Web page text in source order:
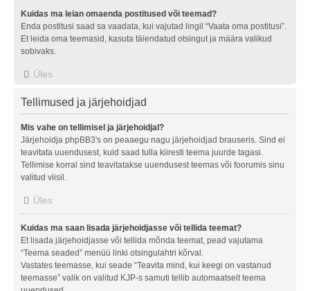
Kuidas ma leian omaenda postitused või teemad?
Enda postitusi saad sa vaadata, kui vajutad lingil “Vaata oma postitusi”.
Et leida oma teemasid, kasuta täiendatud otsingut ja määra valikud
sobivaks.
Üles
Tellimused ja järjehoidjad
Mis vahe on tellimisel ja järjehoidjal?
Järjehoidja phpBB3's on peaaegu nagu järjehoidjad brauseris. Sind ei
teavitata uuendusest, kuid saad tulla kiiresti teema juurde tagasi.
Tellimise korral sind teavitatakse uuendusest teemas või foorumis sinu
valitud viisil.
Üles
Kuidas ma saan lisada järjehoidjasse või tellida teemat?
Et lisada järjehoidjasse või tellida mõnda teemat, pead vajutama
“Teema seaded” menüü linki otsingulahtri kõrval.
Vastates teemasse, kui seade “Teavita mind, kui keegi on vastanud
teemasse” valik on valitud KJP-s samuti tellib automaatselt teema